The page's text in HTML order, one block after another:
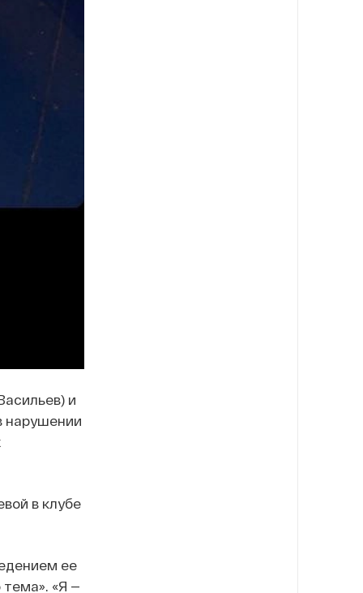
и
нарушении
в клубе
ее
тема». «Я —